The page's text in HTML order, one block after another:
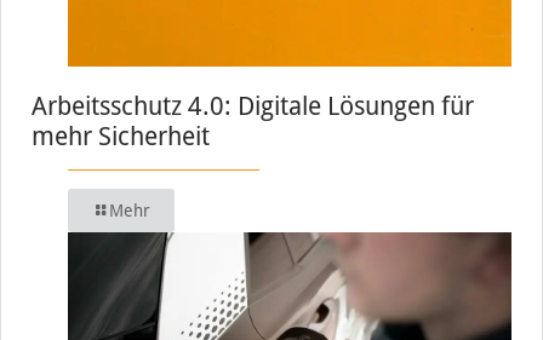
Arbeitsschutz 4.0: Digitale Lösungen für
mehr Sicherheit
Mehr